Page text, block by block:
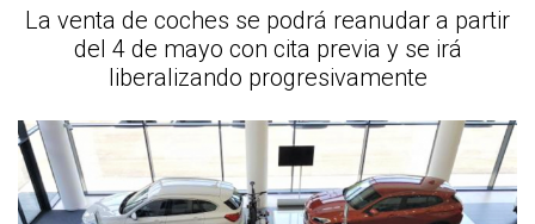
La venta de coches se podrá reanudar a partir
del 4 de mayo con cita previa y se irá
liberalizando progresivamente